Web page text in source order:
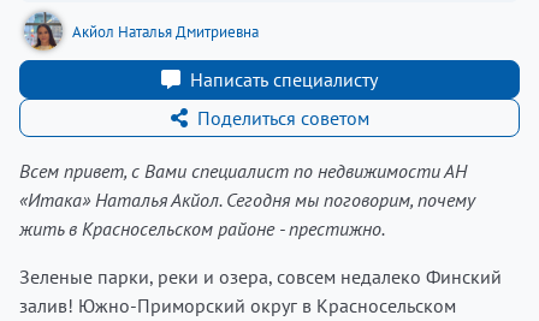
Акйол Наталья Дмитриевна
Написать специалисту
Поделиться советом
Всем привет, с Вами специалист по недвижимости АН
«Итака» Наталья Акйол. Сегодня мы поговорим, почему
жить в Красносельском районе - престижно.
Зеленые парки, реки и озера, совсем недалеко Финский
залив! Южно-Приморский округ в Красносельском